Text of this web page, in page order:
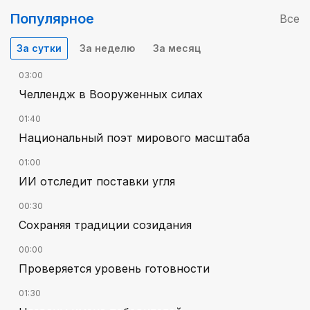
Популярное Все
За сутки За неделю За месяц
03:00
Челлендж в Вооруженных силах
01:40
Национальный поэт мирового масштаба
01:00
ИИ отследит поставки угля
00:30
Сохраняя традиции созидания
00:00
Проверяется уровень готовности
01:30